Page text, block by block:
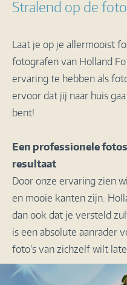
Stralend op de foto
Laat je op je allermooist
fotografen van Holland
ervaring te hebben als
ervoor dat jij naar huis
bent!
Een professionele
resultaat
Door onze ervaring zien
en mooie kanten zijn.
dan ook dat je versteld
is een absolute aanrader
foto's van zichzelf wilt